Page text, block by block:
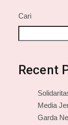
Cari
Recent
Media
Garda